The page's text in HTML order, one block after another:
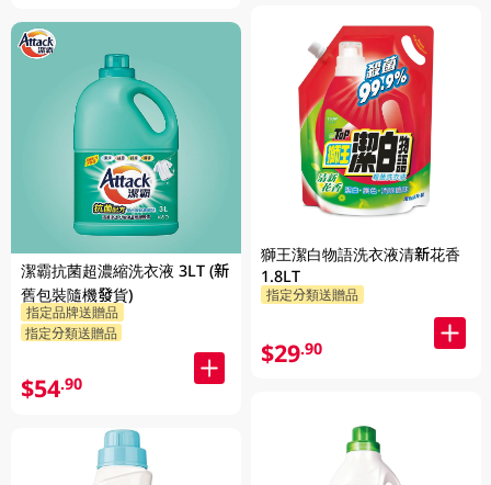
潔霸抗菌超濃縮洗衣液 3LT (新
舊包裝隨機發貨)
指定品牌送贈品
指定分類送贈品
$54.90
獅王潔白物語洗衣液清新花香
1.8LT
指定分類送贈品
$29.90